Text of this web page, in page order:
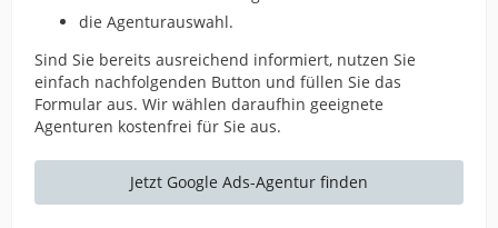
die Agenturauswahl.
Sind Sie bereits ausreichend informiert, nutzen Sie
einfach nachfolgenden Button und füllen Sie das
Formular aus. Wir wählen daraufhin geeignete
Agenturen kostenfrei für Sie aus.
Jetzt Google Ads-Agentur finden